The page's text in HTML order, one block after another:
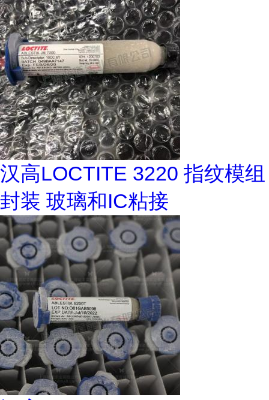
汉高LOCTITE 3220 指纹模组
封装 玻璃和IC粘接